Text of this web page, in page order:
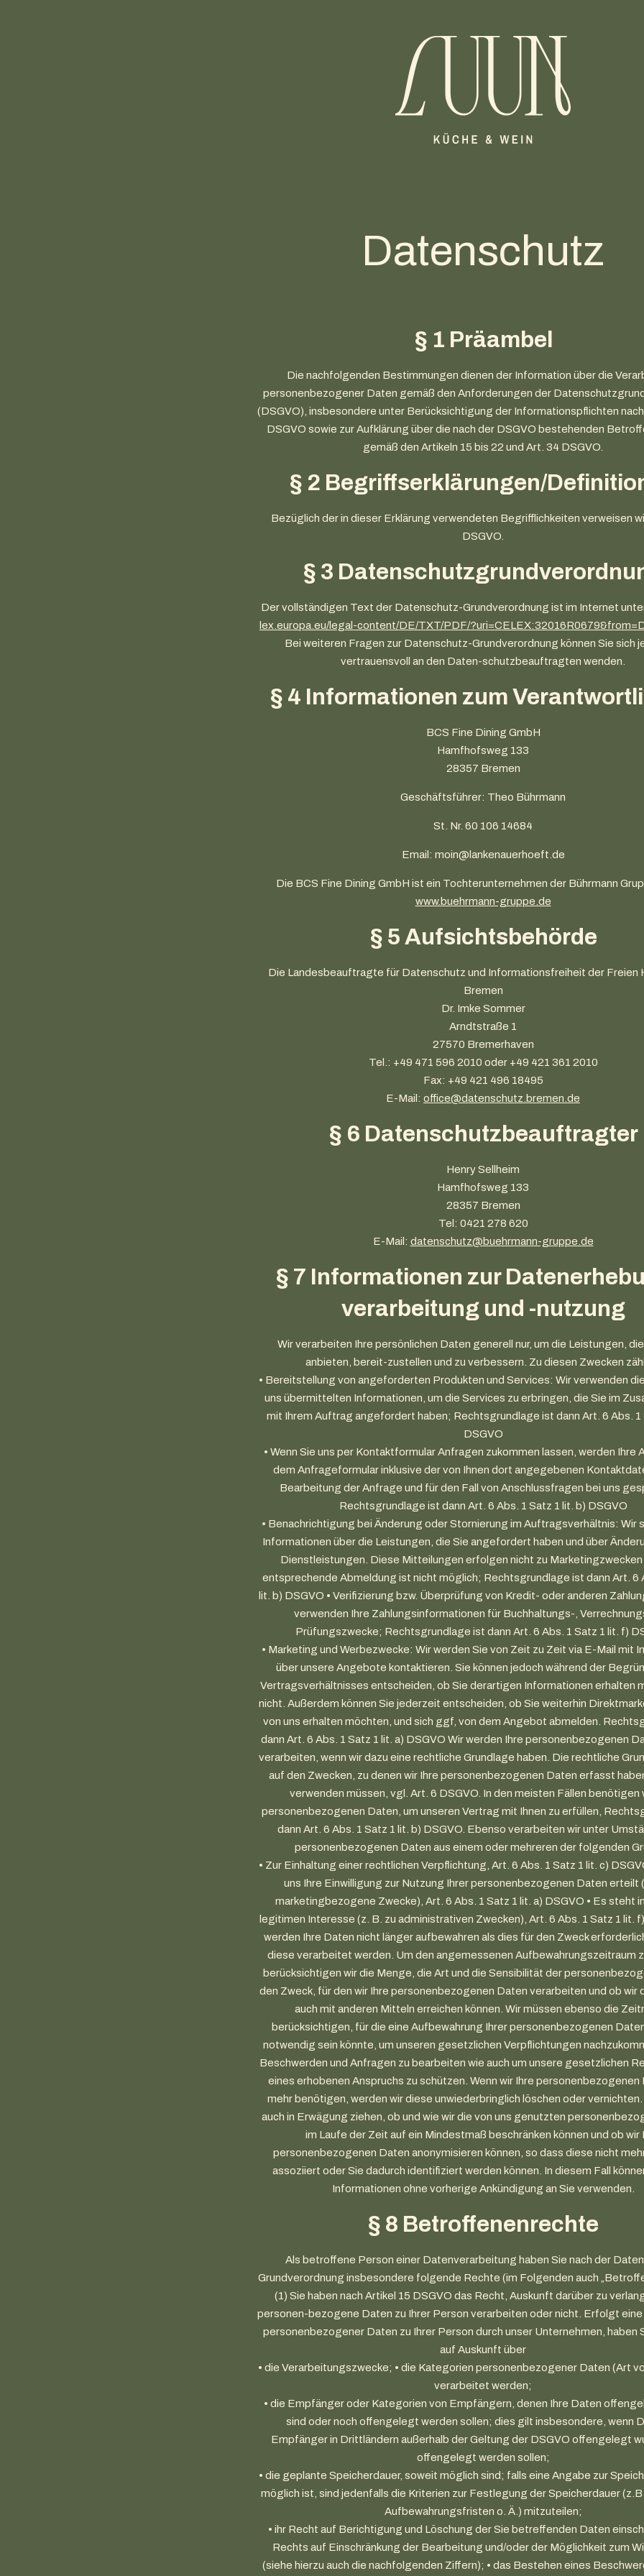
Datenschutz
§ 1 Präambel
Die nachfolgenden Bestimmungen dienen der Information über die
personenbezogener Daten gemäß den Anforderungen der
(DSGVO), insbesondere unter Berücksichtigung der Informationspflichten
DSGVO sowie zur Aufklärung über die nach der DSGVO bestehenden
gemäß den Artikeln 15 bis 22 und Art. 34 DSGVO.
§ 2 Begriffserklärungen/
Bezüglich der in dieser Erklärung verwendeten Begrifflichkeiten verweisen
DSGVO.
§ 3
Der vollständigen Text der Datenschutz-Grundverordnung ist im Internet
lex.europa.eu/legal-content/DE/TXT/PDF/
Bei weiteren Fragen zur Datenschutz-Grundverordnung können Sie sich
vertrauensvoll an den Daten-schutzbeauftragten wenden.
§ 4 Informationen zum
BCS Fine Dining GmbH
Hamfhofsweg 133
28357 Bremen
Geschäftsführer: Theo Bührmann
St. Nr. 60 106 14684
Email: moin@lankenauerhoeft.de
Die BCS Fine Dining GmbH ist ein Tochterunternehmen der Bührmann
www.buehrmann-gruppe.de
§ 5 Aufsichtsbehörde
Die Landesbeauftragte für Datenschutz und Informationsfreiheit der Freien
Bremen
Dr. Imke Sommer
Arndtstraße 1
27570 Bremerhaven
Tel.: +49 471 596 2010 oder +49 421 361 2010
Fax: +49 421 496 18495
E-Mail: office@datenschutz.bremen.de
§ 6 Datenschutzbeauftragter
Henry Sellheim
Hamfhofsweg 133
28357 Bremen
Tel: 0421 278 620
E-Mail: datenschutz@buehrmann-gruppe.de
§ 7 Informationen zur
verarbeitung und -nutzung
Wir verarbeiten Ihre persönlichen Daten generell nur, um die Leistungen, die
anbieten, bereit-zustellen und zu verbessern. Zu diesen Zwecken
• Bereitstellung von angeforderten Produkten und Services: Wir verwenden
uns übermittelten Informationen, um die Services zu erbringen, die Sie im
mit Ihrem Auftrag angefordert haben; Rechtsgrundlage ist dann Art. 6 Abs. 1
DSGVO
• Wenn Sie uns per Kontaktformular Anfragen zukommen lassen, werden Ihre
dem Anfrageformular inklusive der von Ihnen dort angegebenen
Bearbeitung der Anfrage und für den Fall von Anschlussfragen bei uns
Rechtsgrundlage ist dann Art. 6 Abs. 1 Satz 1 lit. b) DSGVO
• Benachrichtigung bei Änderung oder Stornierung im Auftragsverhältnis: Wir
Informationen über die Leistungen, die Sie angefordert haben und über
Dienstleistungen. Diese Mitteilungen erfolgen nicht zu Marketingzwecken
entsprechende Abmeldung ist nicht möglich; Rechtsgrundlage ist dann Art. 6
lit. b) DSGVO • Verifizierung bzw. Überprüfung von Kredit- oder anderen
verwenden Ihre Zahlungsinformationen für Buchhaltungs-,
Prüfungszwecke; Rechtsgrundlage ist dann Art. 6 Abs. 1 Satz 1 lit. f)
• Marketing und Werbezwecke: Wir werden Sie von Zeit zu Zeit via E-Mail mit
über unsere Angebote kontaktieren. Sie können jedoch während der
Vertragsverhältnisses entscheiden, ob Sie derartigen Informationen erhalten
nicht. Außerdem können Sie jederzeit entscheiden, ob Sie weiterhin
von uns erhalten möchten, und sich ggf, von dem Angebot abmelden.
dann Art. 6 Abs. 1 Satz 1 lit. a) DSGVO Wir werden Ihre personenbezogenen
verarbeiten, wenn wir dazu eine rechtliche Grundlage haben. Die rechtliche
auf den Zwecken, zu denen wir Ihre personenbezogenen Daten erfasst
verwenden müssen, vgl. Art. 6 DSGVO. In den meisten Fällen benötigen
personenbezogenen Daten, um unseren Vertrag mit Ihnen zu erfüllen,
dann Art. 6 Abs. 1 Satz 1 lit. b) DSGVO. Ebenso verarbeiten wir unter
personenbezogenen Daten aus einem oder mehreren der folgenden
• Zur Einhaltung einer rechtlichen Verpflichtung, Art. 6 Abs. 1 Satz 1 lit. c)
uns Ihre Einwilligung zur Nutzung Ihrer personenbezogenen Daten erteilt
marketingbezogene Zwecke), Art. 6 Abs. 1 Satz 1 lit. a) DSGVO • Es steht
legitimen Interesse (z. B. zu administrativen Zwecken), Art. 6 Abs. 1 Satz 1 lit.
werden Ihre Daten nicht länger aufbewahren als dies für den Zweck
diese verarbeitet werden. Um den angemessenen Aufbewahrungszeitraum
berücksichtigen wir die Menge, die Art und die Sensibilität der
den Zweck, für den wir Ihre personenbezogenen Daten verarbeiten und ob wir
auch mit anderen Mitteln erreichen können. Wir müssen ebenso die
berücksichtigen, für die eine Aufbewahrung Ihrer personenbezogenen
notwendig sein könnte, um unseren gesetzlichen Verpflichtungen
Beschwerden und Anfragen zu bearbeiten wie auch um unsere gesetzlichen
eines erhobenen Anspruchs zu schützen. Wenn wir Ihre personenbezogenen
mehr benötigen, werden wir diese unwiederbringlich löschen oder vernichten.
auch in Erwägung ziehen, ob und wie wir die von uns genutzten
im Laufe der Zeit auf ein Mindestmaß beschränken können und ob wir
personenbezogenen Daten anonymisieren können, so dass diese nicht
assoziiert oder Sie dadurch identifiziert werden können. In diesem Fall
Informationen ohne vorherige Ankündigung an Sie verwenden.
§ 8 Betroffenenrechte
Als betroffene Person einer Datenverarbeitung haben Sie nach der
Grundverordnung insbesondere folgende Rechte (im Folgenden auch
(1) Sie haben nach Artikel 15 DSGVO das Recht, Auskunft darüber zu
personen-bezogene Daten zu Ihrer Person verarbeiten oder nicht. Erfolgt
personenbezogener Daten zu Ihrer Person durch unser Unternehmen, haben
auf Auskunft über
• die Verarbeitungszwecke; • die Kategorien personenbezogener Daten (Art
verarbeitet werden;
• die Empfänger oder Kategorien von Empfängern, denen Ihre Daten
sind oder noch offengelegt werden sollen; dies gilt insbesondere, wenn
Empfänger in Drittländern außerhalb der Geltung der DSGVO offengelegt
offengelegt werden sollen;
• die geplante Speicherdauer, soweit möglich sind; falls eine Angabe zur
möglich ist, sind jedenfalls die Kriterien zur Festlegung der Speicherdauer
Aufbewahrungsfristen o. Ä.) mitzuteilen;
• ihr Recht auf Berichtigung und Löschung der Sie betreffenden Daten
Rechts auf Einschränkung der Bearbeitung und/oder der Möglichkeit zum
(siehe hierzu auch die nachfolgenden Ziffern); • das Bestehen eines